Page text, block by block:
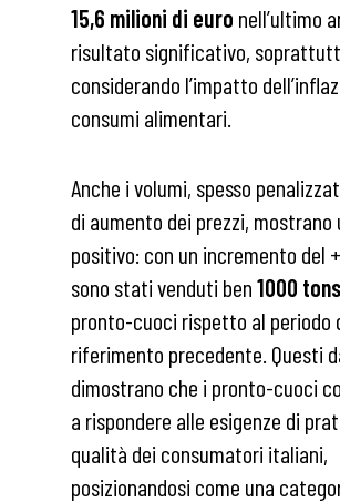
15,6 milioni di euro nell’ultimo
risultato significativo,
considerando l’impatto
consumi alimentari.
Anche i volumi, spesso
di aumento dei prezzi, mostrano
positivo: con un incremento del +
sono stati venduti ben1000
pronto-cuoci rispetto al periodo
riferimento precedente. Questi
dimostrano che i pronto-cuoci
a rispondere alle esigenze di
qualità dei consumatori italiani,
posizionandosi come una